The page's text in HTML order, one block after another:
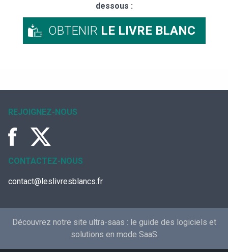
dessous :
OBTENIR LE LIVRE BLANC
REJOIGNEZ-NOUS
CONTACTEZ-NOUS
contact@leslivresblancs.fr
Découvrez notre site ultra-saas : le guide des logiciels et
solutions en mode SaaS